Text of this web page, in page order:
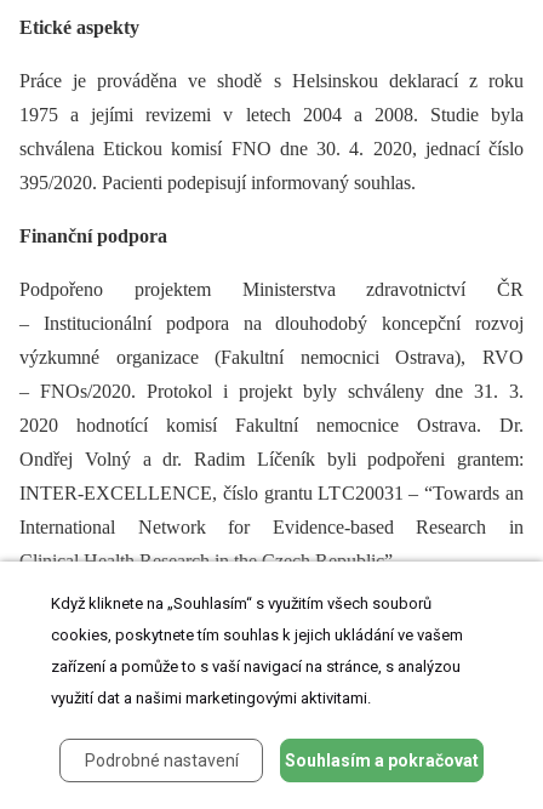
Etické aspekty
Práce je prováděna ve shodě s Helsinskou deklarací z roku
1975 a jejími revizemi v letech 2004 a 2008. Studie byla
schválena Etickou komisí FNO dne 30. 4. 2020, jednací číslo
395/2020. Pacienti podepisují informovaný souhlas.
Finanční podpora
Podpořeno projektem Ministerstva zdravotnictví ČR
–⁠ Institucionální podpora na dlouhodobý koncepční rozvoj
výzkumné organizace (Fakultní nemocnici Ostrava), RVO
–⁠ FNOs/2020. Protokol i projekt byly schváleny dne 31. 3.
2020 hodnotící komisí Fakultní nemocnice Ostrava. Dr.
Ondřej Volný a dr. Radim Líčeník byli podpořeni grantem:
INTER-EXCELLENCE, číslo grantu LTC20031 –⁠ “Towards an
International Network for Evidence-based Research in
Clinical Health Research in the Czech Republic”.
Konflikt zájmů
Autoři deklarují, že v souvislosti s předmětem práce nemají žádný
konflikt zájmů.
Redakční rada potvrzuje, že rukopis práce splnil ICMJE
Když kliknete na „Souhlasím“ s využitím všech souborů
cookies, poskytnete tím souhlas k jejich ukládání ve vašem
zařízení a pomůže to s vaší navigací na stránce, s analýzou
využití dat a našimi marketingovými aktivitami.
Podrobné nastavení Souhlasím a pokračovat